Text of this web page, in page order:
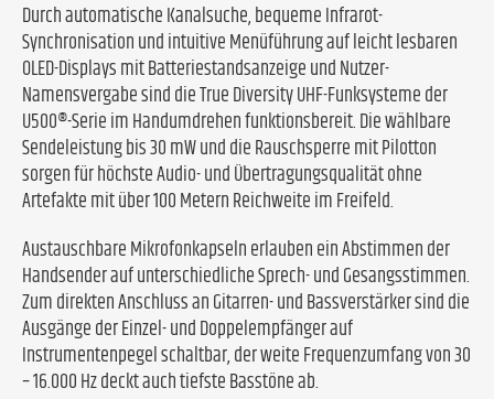
Durch automatische Kanalsuche, bequeme Infrarot-
Synchronisation und intuitive Menüführung auf leicht lesbaren
OLED-Displays mit Batteriestandsanzeige und Nutzer-
Namensvergabe sind die True Diversity UHF-Funksysteme der
U500®-Serie im Handumdrehen funktionsbereit. Die wählbare
Sendeleistung bis 30 mW und die Rauschsperre mit Pilotton
sorgen für höchste Audio- und Übertragungsqualität ohne
Artefakte mit über 100 Metern Reichweite im Freifeld.
Austauschbare Mikrofonkapseln erlauben ein Abstimmen der
Handsender auf unterschiedliche Sprech- und Gesangsstimmen.
Zum direkten Anschluss an Gitarren- und Bassverstärker sind die
Ausgänge der Einzel- und Doppelempfänger auf
Instrumentenpegel schaltbar, der weite Frequenzumfang von 30
– 16.000 Hz deckt auch tiefste Basstöne ab.